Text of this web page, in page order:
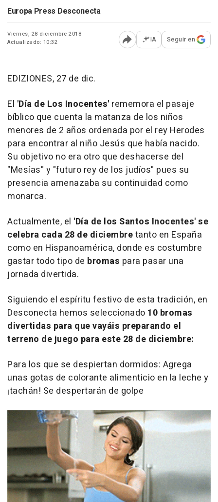
Europa Press Desconecta
Viernes, 28 diciembre 2018
Actualizado: 10:32
Abrir opciones para
IA Seguir en
EDIZIONES, 27 de dic.
El 'Día de Los Inocentes' rememora el pasaje
bíblico que cuenta la matanza de los niños
menores de 2 años ordenada por el rey Herodes
para encontrar al niño Jesús que había nacido.
Su objetivo no era otro que deshacerse del
"Mesías" y "futuro rey de los judíos" pues su
presencia amenazaba su continuidad como
monarca.
Actualmente, el 'Día de los Santos Inocentes' se
celebra cada 28 de diciembretanto en España
como en Hispanoamérica, donde es costumbre
gastar todo tipo de bromas para pasar una
jornada divertida.
Siguiendo el espíritu festivo de esta tradición, en
Desconecta hemos seleccionado 10 bromas
divertidas para que vayáis preparando el
terreno de juego para este 28 de diciembre:
Para los que se despiertan dormidos: Agrega
unas gotas de colorante alimenticio en la leche y
¡tachán! Se despertarán de golpe